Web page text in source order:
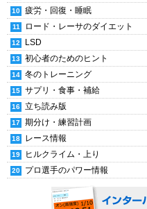
疲労・回復・睡眠
ロード・レーサのダイエット
LSD
初心者のためのヒント
冬のトレーニング
サプリ・食事・補給
立ち読み版
期分け・練習計画
レース情報
ヒルクライム・上り
プロ選手のパワー情報